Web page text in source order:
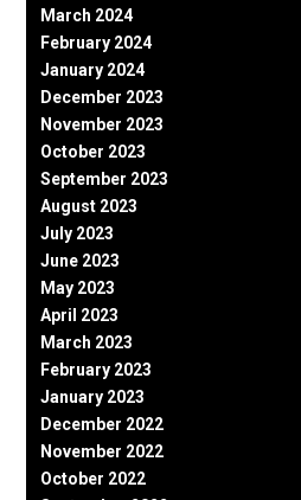
March 2024
February 2024
January 2024
December 2023
November 2023
October 2023
September 2023
August 2023
July 2023
June 2023
May 2023
April 2023
March 2023
February 2023
January 2023
December 2022
November 2022
October 2022